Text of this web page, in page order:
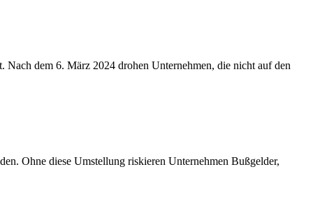
dem 6. März 2024 drohen Unternehmen, die nicht auf den
Ohne diese Umstellung riskieren Unternehmen Bußgelder,